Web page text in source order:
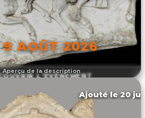
Aperçu de la description
9 AOÛT 2026
L'ÉVÉNEMENT
Ajouté le 20